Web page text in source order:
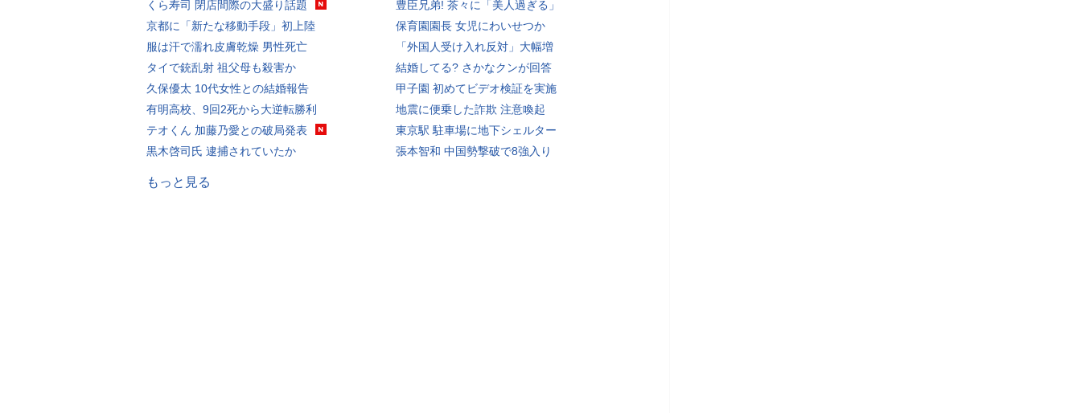
くら寿司 閉店間際の大盛り話題
京都に「新たな移動手段」初上陸
服は汗で濡れ皮膚乾燥 男性死亡
タイで銃乱射 祖父母も殺害か
久保優太 10代女性との結婚報告
有明高校、9回2死から大逆転勝利
テオくん 加藤乃愛との破局発表
黒木啓司氏 逮捕されていたか
豊臣兄弟! 茶々に「美人過ぎる」
保育園園長 女児にわいせつか
「外国人受け入れ反対」大幅増
結婚してる? さかなクンが回答
甲子園 初めてビデオ検証を実施
地震に便乗した詐欺 注意喚起
東京駅 駐車場に地下シェルター
張本智和 中国勢撃破で8強入り
もっと見る